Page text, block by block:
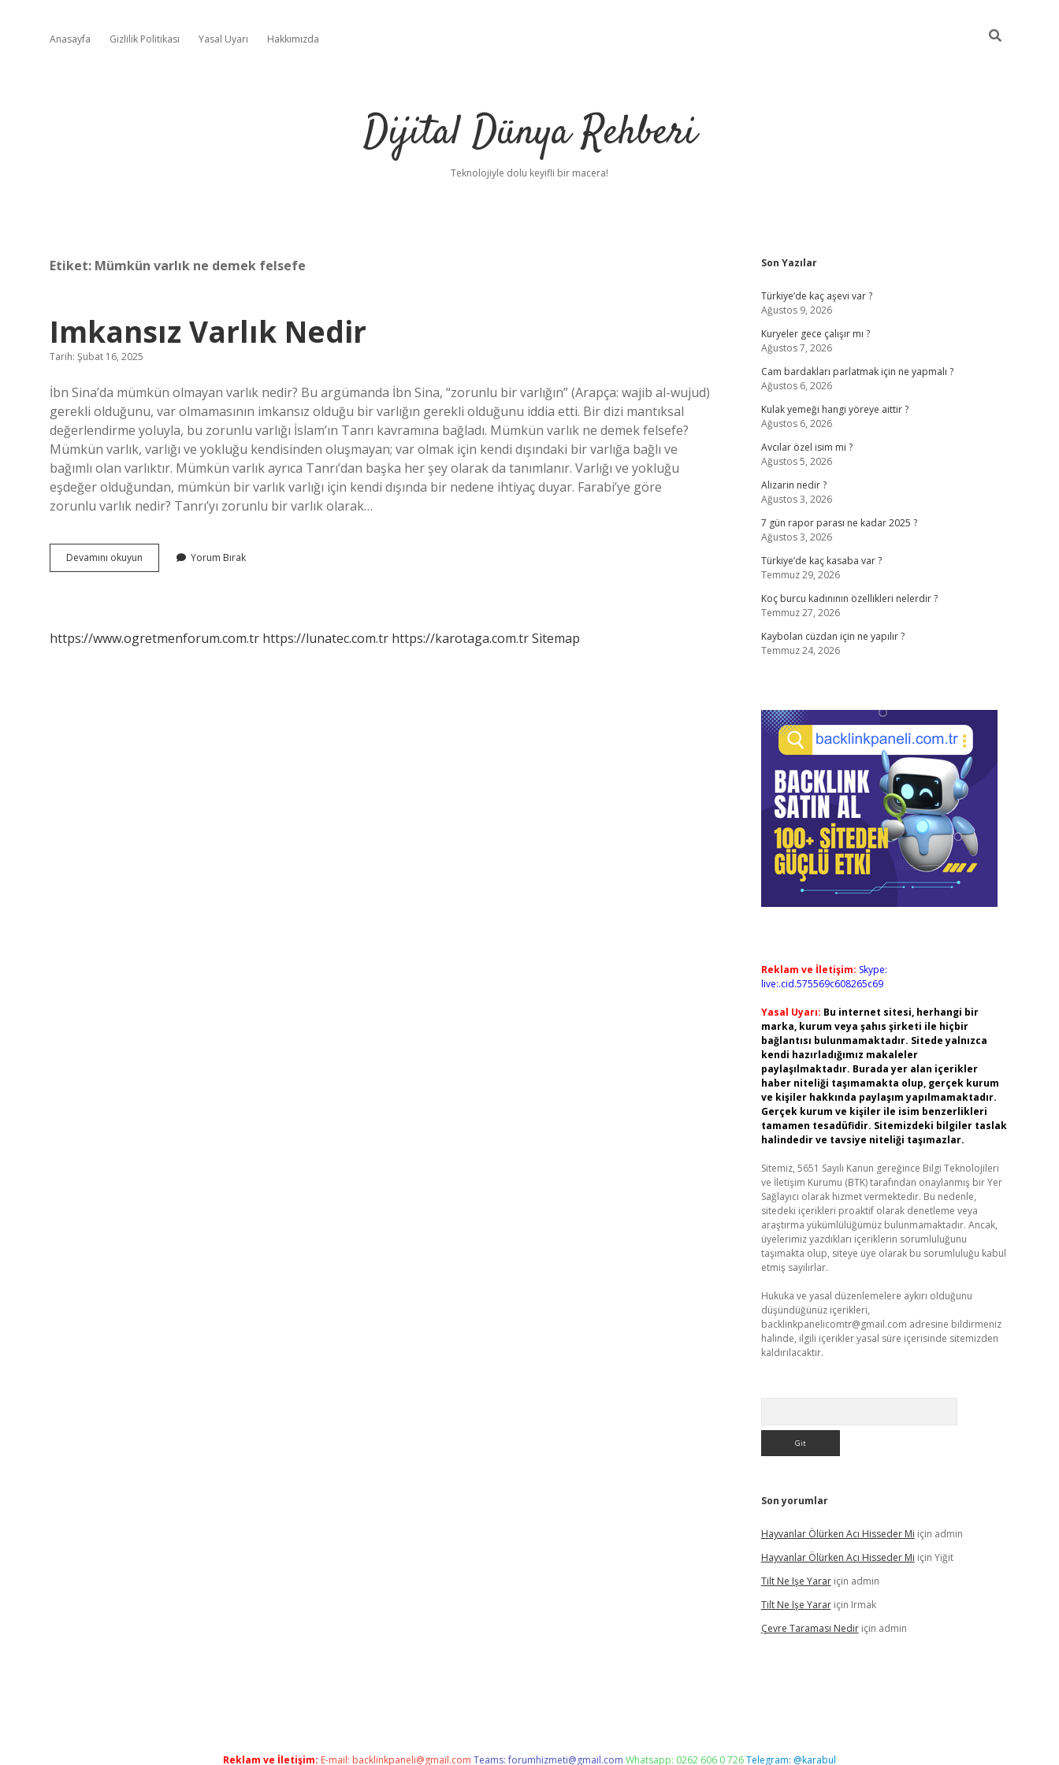
Anasayfa Gizlilik Politikası Yasal Uyarı Hakkımızda
Dijital Dünya Rehberi
Teknolojiyle dolu keyifli bir macera!
Etiket: Mümkün varlık ne demek felsefe
Imkansız Varlık Nedir
Tarih: Şubat 16, 2025
İbn Sina’da mümkün olmayan varlık nedir? Bu argümanda İbn Sina, “zorunlu bir varlığın” (Arapça: wajib al-wujud)
gerekli olduğunu, var olmamasının imkansız olduğu bir varlığın gerekli olduğunu iddia etti. Bir dizi mantıksal
değerlendirme yoluyla, bu zorunlu varlığı İslam’ın Tanrı kavramına bağladı. Mümkün varlık ne demek felsefe?
Mümkün varlık, varlığı ve yokluğu kendisinden oluşmayan; var olmak için kendi dışındaki bir varlığa bağlı ve
bağımlı olan varlıktır. Mümkün varlık ayrıca Tanrı’dan başka her şey olarak da tanımlanır. Varlığı ve yokluğu
eşdeğer olduğundan, mümkün bir varlık varlığı için kendi dışında bir nedene ihtiyaç duyar. Farabi’ye göre
zorunlu varlık nedir? Tanrı’yı ​​zorunlu bir varlık olarak…
Devamını okuyun Imkansız
Varlık
Yorum Bırak
https://www.ogretmenforum.com.tr https://lunatec.com.tr https://karotaga.com.trSitemap
Sidebar
Son Yazılar
Türkiye’de kaç aşevi var ?
Ağustos 9, 2026
Kuryeler gece çalışır mı ?
Ağustos 7, 2026
Cam bardakları parlatmak için ne yapmalı ?
Ağustos 6, 2026
Kulak yemeği hangi yöreye aittir ?
Ağustos 6, 2026
Avcılar özel isim mi ?
Ağustos 5, 2026
Alizarin nedir ?
Ağustos 3, 2026
7 gün rapor parası ne kadar 2025 ?
Ağustos 3, 2026
Türkiye’de kaç kasaba var ?
Temmuz 29, 2026
Koç burcu kadınının özellikleri nelerdir ?
Temmuz 27, 2026
Kaybolan cüzdan için ne yapılır ?
Temmuz 24, 2026
Reklam ve İletişim: Skype:
live:.cid.575569c608265c69
Yasal Uyarı: Bu internet sitesi, herhangi bir
marka, kurum veya şahıs şirketi ile hiçbir
bağlantısı bulunmamaktadır. Sitede yalnızca
kendi hazırladığımız makaleler
paylaşılmaktadır. Burada yer alan içerikler
haber niteliği taşımamakta olup, gerçek kurum
ve kişiler hakkında paylaşım yapılmamaktadır.
Gerçek kurum ve kişiler ile isim benzerlikleri
tamamen tesadüfidir. Sitemizdeki bilgiler taslak
halindedir ve tavsiye niteliği taşımazlar.
Sitemiz, 5651 Sayılı Kanun gereğince Bilgi Teknolojileri
ve İletişim Kurumu (BTK) tarafından onaylanmış bir Yer
Sağlayıcı olarak hizmet vermektedir. Bu nedenle,
sitedeki içerikleri proaktif olarak denetleme veya
araştırma yükümlülüğümüz bulunmamaktadır. Ancak,
üyelerimiz yazdıkları içeriklerin sorumluluğunu
taşımakta olup, siteye üye olarak bu sorumluluğu kabul
etmiş sayılırlar.
Hukuka ve yasal düzenlemelere aykırı olduğunu
düşündüğünüz içerikleri,
backlinkpanelicomtr@gmail.com adresine bildirmeniz
halinde, ilgili içerikler yasal süre içerisinde sitemizden
kaldırılacaktır.
Son yorumlar
Hayvanlar Ölürken Acı Hisseder Mi için admin
Hayvanlar Ölürken Acı Hisseder Mi için Yiğit
Tilt Ne Işe Yarariçin admin
Tilt Ne Işe Yarariçin Irmak
Çevre Taraması Nediriçin admin
Reklam ve İletişim: E-mail: backlinkpaneli@gmail.com Teams:forumhizmeti@gmail.com Whatsapp: 0262 606 0 726Telegram: @karabul